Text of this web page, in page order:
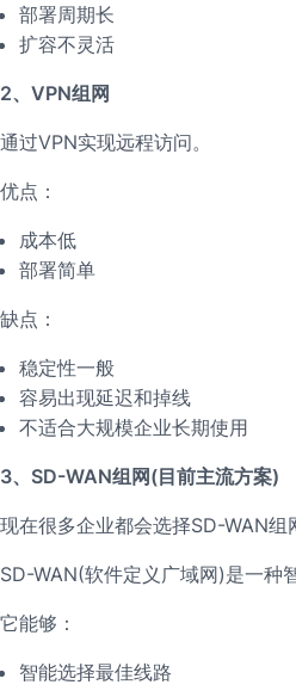
部署周期长
扩容不灵活
2、VPN组网
通过VPN实现远程访问。
优点：
成本低
部署简单
缺点：
稳定性一般
容易出现延迟和掉线
不适合大规模企业长期使用
3、SD-WAN组网(目前主流方案)
现在很多企业都会选择SD-WAN组
SD-WAN(软件定义广域网)是一种
它能够：
智能选择最佳线路